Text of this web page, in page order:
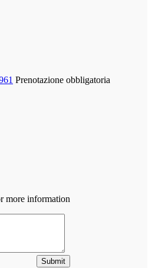
Prenotazione obbligatoria
more information
Submit